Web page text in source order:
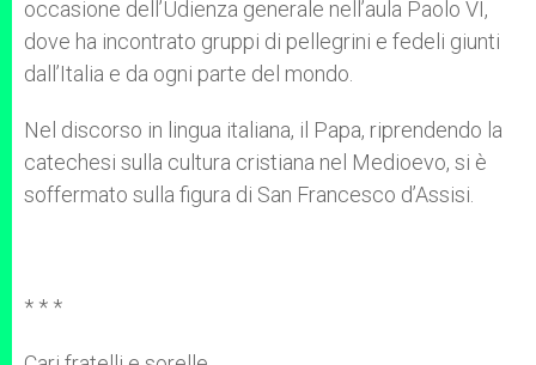
occasione dell’Udienza generale nell’aula Paolo VI,
dove ha incontrato gruppi di pellegrini e fedeli giunti
dall’Italia e da ogni parte del mondo.
Nel discorso in lingua italiana, il Papa, riprendendo la
catechesi sulla cultura cristiana nel Medioevo, si è
soffermato sulla figura di San Francesco d’Assisi.
* * *